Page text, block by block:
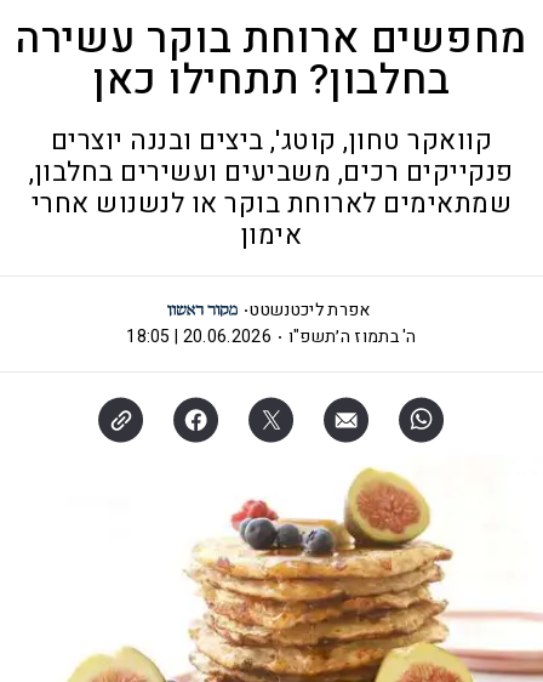
מחפשים ארוחת בוקר עשירה
בחלבון? תתחילו כאן
קוואקר טחון, קוטג', ביצים ובננה יוצרים
פנקייקים רכים, משביעים ועשירים בחלבון,
שמתאימים לארוחת בוקר או לנשנוש אחרי
אימון
אפרת ליכטנשטט
ה' בתמוז ה׳תשפ"ו
20.06.2026 | 18:05